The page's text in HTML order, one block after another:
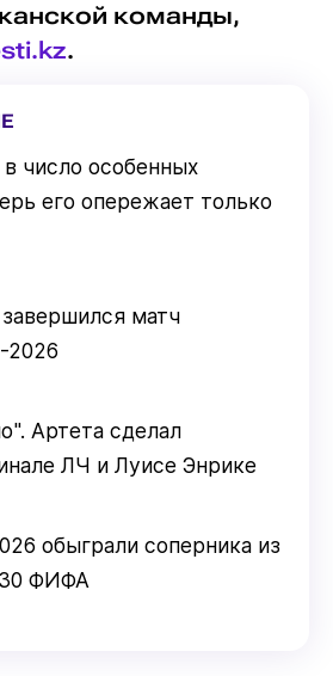
команды,
.
число особенных
его опережает только
матч
2026
Артета сделал
ЛЧ и Луисе Энрике
обыграли соперника из
30 ФИФА